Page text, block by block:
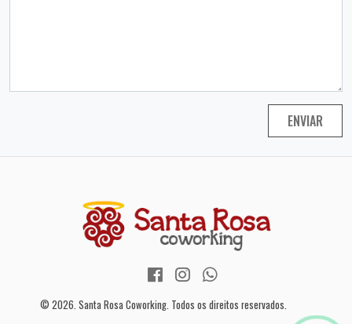
ENVIAR
Redes Sociais
Facebook: /santarosacoworking
Instagram:
WhatsApp:
© 2026. Santa Rosa Coworking. Todos os direitos reservados.